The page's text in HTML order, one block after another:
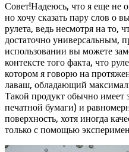
Совет!Надеюсь, что я еще не
но хочу сказать пару слов о
рулета, ведь несмотря на то,
достаточно универсальным,
использовании вы можете
контексте того факта, что
котором я говорю на
лаваш, обладающий
Такой продукт обычно
печатной бумаги) и
поверхность, хотя иногда
только с помощью